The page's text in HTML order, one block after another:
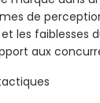
de
les faiblesses
aux